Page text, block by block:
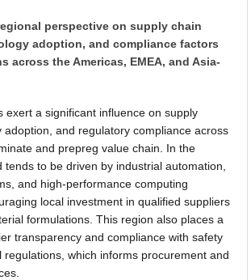
perspective on supply chain
adoption, and compliance factors
across the Americas, EMEA, and Asia-
exert a significant influence on supply
adoption, and regulatory compliance across
and prepreg value chain. In the
tends to be driven by industrial automation,
and high-performance computing
local investment in qualified suppliers
formulations. This region also places a
transparency and compliance with safety
regulations, which informs procurement and